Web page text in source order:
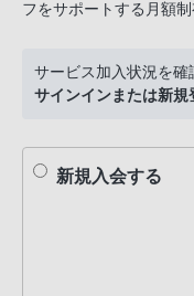
す。
フをサポートする月額制
サービス加入状況を確
サインインまたは新規
新規入会する